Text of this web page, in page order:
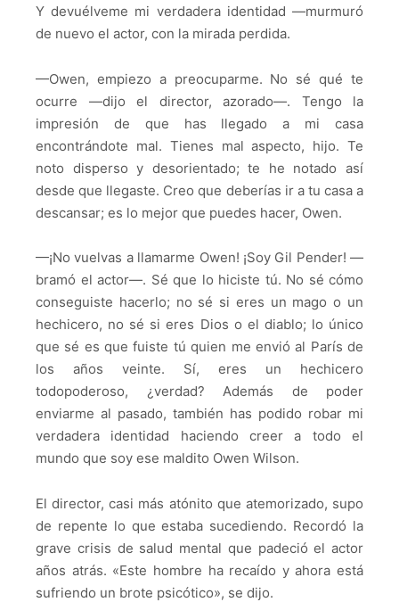
Y devuélveme mi verdadera identidad —murmuró
de nuevo el actor, con la mirada perdida.
—Owen, empiezo a preocuparme. No sé qué te
ocurre —dijo el director, azorado—. Tengo la
impresión de que has llegado a mi casa
encontrándote mal. Tienes mal aspecto, hijo. Te
noto disperso y desorientado; te he notado así
desde que llegaste. Creo que deberías ir a tu casa a
descansar; es lo mejor que puedes hacer, Owen.
—¡No vuelvas a llamarme Owen! ¡Soy Gil Pender! —
bramó el actor—. Sé que lo hiciste tú. No sé cómo
conseguiste hacerlo; no sé si eres un mago o un
hechicero, no sé si eres Dios o el diablo; lo único
que sé es que fuiste tú quien me envió al París de
los años veinte. Sí, eres un hechicero
todopoderoso, ¿verdad? Además de poder
enviarme al pasado, también has podido robar mi
verdadera identidad haciendo creer a todo el
mundo que soy ese maldito Owen Wilson.
El director, casi más atónito que atemorizado, supo
de repente lo que estaba sucediendo. Recordó la
grave crisis de salud mental que padeció el actor
años atrás. «Este hombre ha recaído y ahora está
sufriendo un brote psicótico», se dijo.